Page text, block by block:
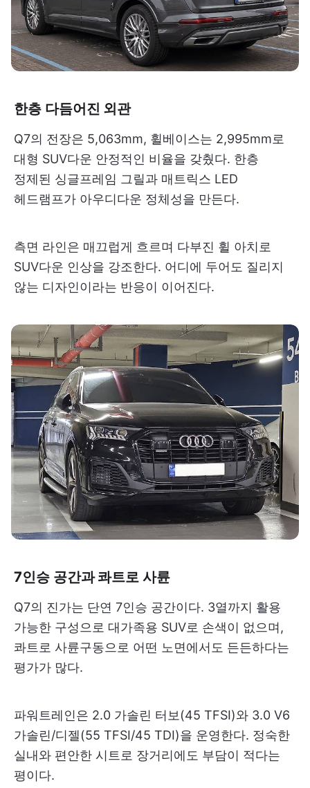
한층 다듬어진 외관
Q7의 전장은 5,063mm, 휠베이스는 2,995mm로
대형 SUV다운 안정적인 비율을 갖췄다. 한층
정제된 싱글프레임 그릴과 매트릭스 LED
헤드램프가 아우디다운 정체성을 만든다.
측면 라인은 매끄럽게 흐르며 다부진 휠 아치로
SUV다운 인상을 강조한다. 어디에 두어도 질리지
않는 디자인이라는 반응이 이어진다.
7인승 공간과 콰트로 사륜
Q7의 진가는 단연 7인승 공간이다. 3열까지 활용
가능한 구성으로 대가족용 SUV로 손색이 없으며,
콰트로 사륜구동으로 어떤 노면에서도 든든하다는
평가가 많다.
파워트레인은 2.0 가솔린 터보(45 TFSI)와 3.0 V6
가솔린/디젤(55 TFSI/45 TDI)을 운영한다. 정숙한
실내와 편안한 시트로 장거리에도 부담이 적다는
평이다.